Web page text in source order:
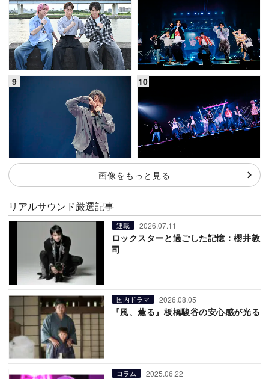
画像をもっと見る
リアルサウンド厳選記事
連載 2026.07.11
ロックスターと過ごした記憶：櫻井敦
司
国内ドラマ 2026.08.05
『風、薫る』板橋駿谷の安心感が光る
コラム 2025.06.22